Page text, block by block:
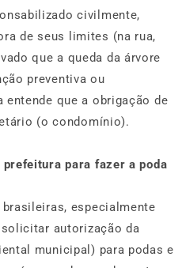
civilmente,
de seus limites (na rua,
que a queda da árvore
preventiva ou
que a obrigação de
(o condomínio).
para fazer a poda
especialmente
autorização da
municipal) para podas e